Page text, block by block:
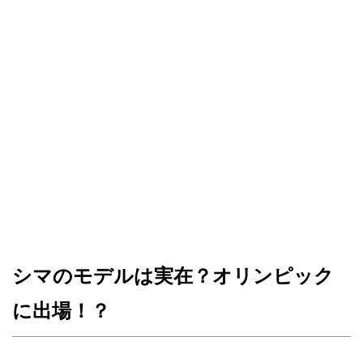
シマのモデルは実在？オリンピック
に出場！？